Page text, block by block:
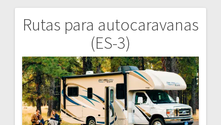
Rutas para autocaravanas
(ES-3)
Navegación
entradas